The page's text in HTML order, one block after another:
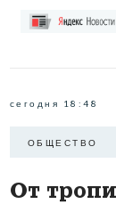
сегодня 18:48
ОБЩЕСТВО
От